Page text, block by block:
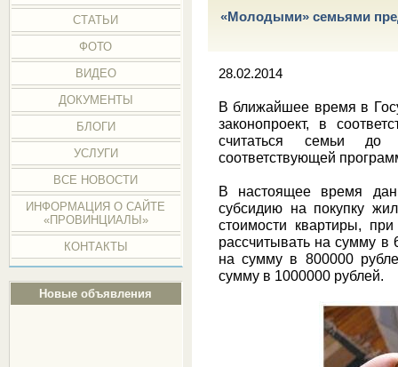
СТАТЬИ
ФОТО
ВИДЕО
ДОКУМЕНТЫ
БЛОГИ
УСЛУГИ
ВСЕ НОВОСТИ
ИНФОРМАЦИЯ О САЙТЕ
«ПРОВИНЦИАЛЫ»
КОНТАКТЫ
Новые объявления
«Молодыми» семьями
28.02.2014
В ближайшее время в
законопроект, в
считаться семьи
соответствующей
В настоящее время
субсидию на покупку
стоимости квартиры,
рассчитывать на сумму в
на сумму в 800000
сумму в 1000000 рублей.